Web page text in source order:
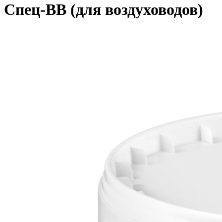
Спец-ВВ (для воздуховодов)